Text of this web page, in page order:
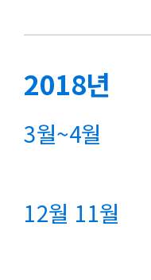
2018년
3월~4월
12월 11월